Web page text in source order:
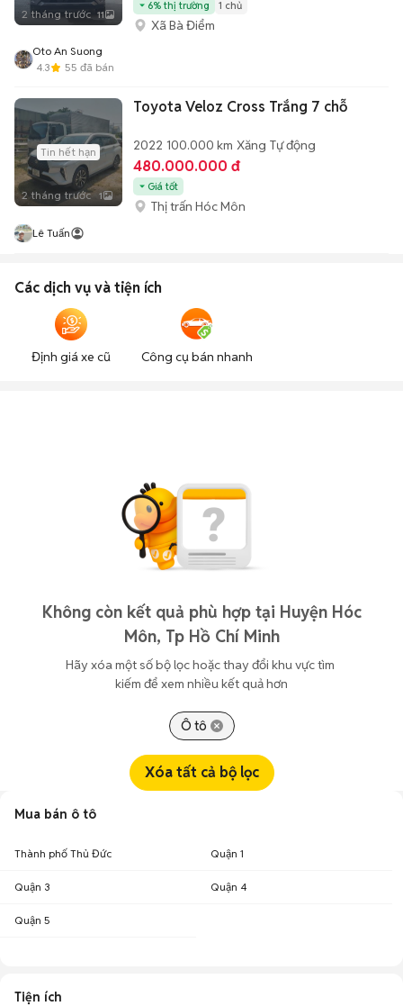
2 tháng trước 11
6% thị trường 1 chủ
Xã Bà Điểm
Oto An Suong
4.3
55 đã bán
Tin hết hạn
2 tháng trước 1
Toyota Veloz Cross Trắng 7 chỗ
2022 100.000 km Xăng Tự động
480.000.000 đ
Giá tốt
Thị trấn Hóc Môn
Lê Tuấn
Các dịch vụ và tiện ích
Định giá xe cũ Công cụ bán nhanh
Không còn kết quả phù hợp tại Huyện Hóc
Môn, Tp Hồ Chí Minh
Hãy xóa một số bộ lọc hoặc thay đổi khu vực tìm
kiếm để xem nhiều kết quả hơn
Ô tô
Xóa tất cả bộ lọc
Mua bán ô tô
Thành phố Thủ Đức Quận 1
Quận 3 Quận 4
Quận 5
Tiện ích